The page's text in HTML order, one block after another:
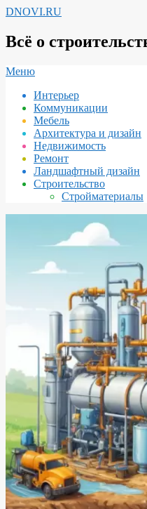
Перейти
содержимому
DNOVI.RU
Всё о
Вторичное
навигации
Меню
Интерьер
Коммуникации
Мебель
Архитектура и дизайн
Недвижимость
Ремонт
Ландшафтный дизайн
Строительство
Стройматериалы